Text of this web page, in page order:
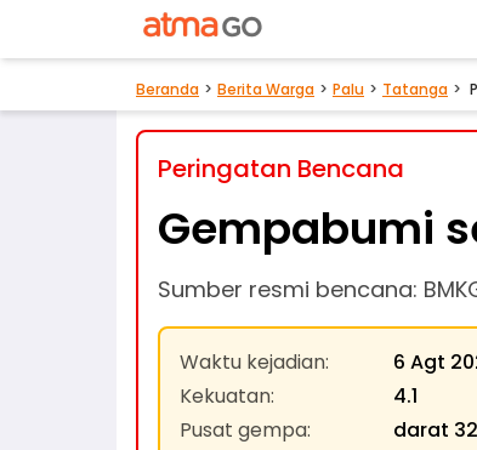
Beranda Berita Warga Palu Tatanga
Peringatan Bencana
Gempabumi
Sumber resmi bencana:
Waktu kejadian:
6 Agt
Kekuatan:
4.1
Pusat gempa:
darat